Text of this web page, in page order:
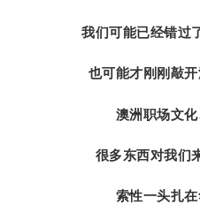
我们可能已经错过
也可能才刚刚敲开
澳洲职场文
很多东西对我们
索性一头扎